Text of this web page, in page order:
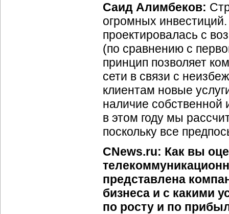
Саид Алимбеков:
огромных
проектировалась с
(по сравнению с
принцип позволяет
сети в связи с
клиентам новые
наличие собственной
в этом году мы
поскольку все
CNews.ru: Как вы
представлена
бизнеса и с какими
по росту и по